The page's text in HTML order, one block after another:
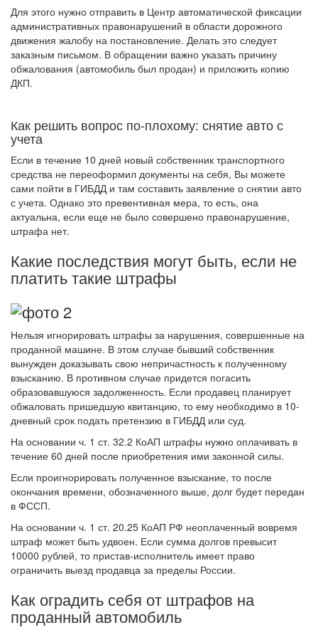
Для этого нужно отправить в Центр автоматической фиксации
административных правонарушений в области дорожного
движения жалобу на постановление. Делать это следует
заказным письмом. В обращении важно указать причину
обжалования (автомобиль был продан) и приложить копию
ДКП.
Как решить вопрос по-плохому: снятие авто с
учета
Если в течение 10 дней новый собственник транспортного
средства не переоформил документы на себя, Вы можете
сами пойти в ГИБДД и там составить заявление о снятии авто
с учета. Однако это превентивная мера, то есть, она
актуальна, если еще не было совершено правонарушение,
штрафа нет.
Какие последствия могут быть, если не
платить такие штрафы
Нельзя игнорировать штрафы за нарушения, совершенные на
проданной машине. В этом случае бывший собственник
вынужден доказывать свою непричастность к полученному
взысканию. В противном случае придется погасить
образовавшуюся задолженность. Если продавец планирует
обжаловать пришедшую квитанцию, то ему необходимо в 10-
дневный срок подать претензию в ГИБДД или суд.
На основании ч. 1 ст. 32.2 КоАП штрафы нужно оплачивать в
течение 60 дней после приобретения ими законной силы.
Если проигнорировать полученное взыскание, то после
окончания времени, обозначенного выше, долг будет передан
в ФССП.
На основании ч. 1 ст. 20.25 КоАП РФ неоплаченный вовремя
штраф может быть удвоен. Если сумма долгов превысит
10000 рублей, то пристав-исполнитель имеет право
ограничить выезд продавца за пределы России.
Как оградить себя от штрафов на
проданный автомобиль